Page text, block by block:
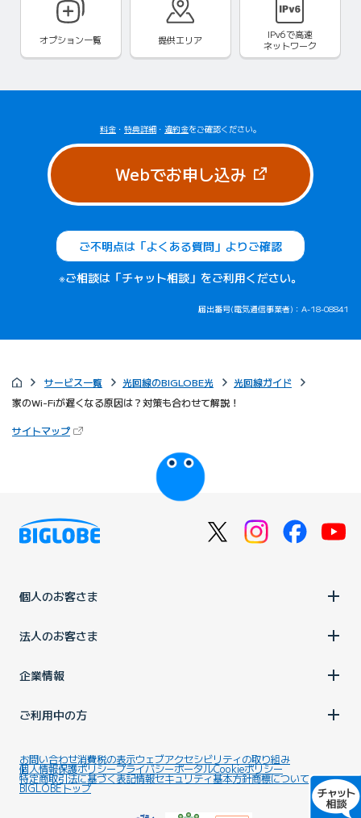
オプション一覧 提供エリア IPv6で高速
ネットワーク
料金 ・ 特典詳細 ・ 違約金をご確認ください。
Webでお申し込み（新しいタブ
ご不明点は「よくある質問」よりご確認
※ご相談は「チャット相談」をご利用ください。
届出番号(電気通信事業者)：A-18-08841
サービス一覧 光回線のBIGLOBE光
光回線ガイド
家のWi-Fiが遅くなる原因は？対策も合わせて解説！
サイトマップ（新しいタブで開きます）
個人のお客さま
法人のお客さま
企業情報
ご利用中の方
お問い合わせ消費税の表示ウェブアクセシビリティの取り組み
個人情報保護ポリシープライバシーポータルCookieポリシー
特定商取引法に基づく表記情報セキュリティ基本方針商標について
BIGLOBEトップ